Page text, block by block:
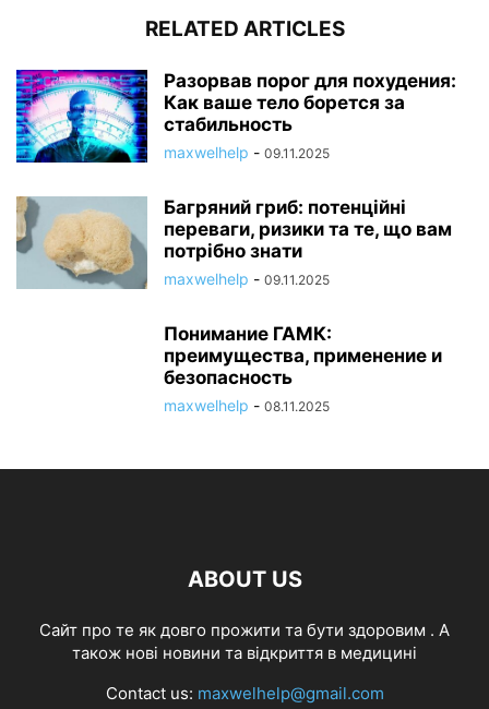
RELATED ARTICLES
Разорвав порог для похудения:
Как ваше тело борется за
стабильность
maxwelhelp - 09.11.2025
Багряний гриб: потенційні
переваги, ризики та те, що вам
потрібно знати
maxwelhelp - 09.11.2025
Понимание ГАМК:
преимущества, применение и
безопасность
maxwelhelp - 08.11.2025
ABOUT US
Cайт про те як довго прожити та бути здоровим . А
також нові новини та відкриття в медицині
Contact us: maxwelhelp@gmail.com